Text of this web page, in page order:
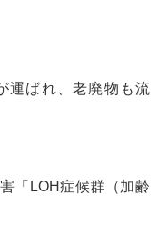
運ばれ、老廃物も流
「LOH症候群（加齢